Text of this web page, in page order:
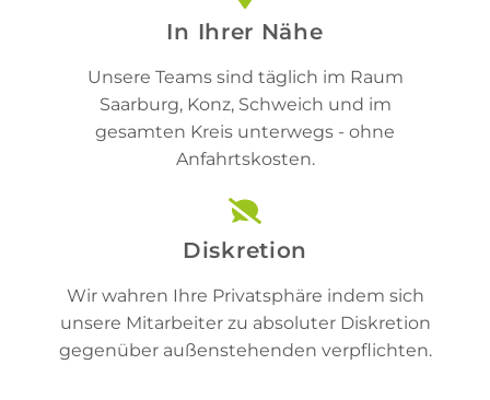
In Ihrer Nähe
Unsere Teams sind täglich im Raum
Saarburg, Konz, Schweich und im
gesamten Kreis unterwegs - ohne
Anfahrtskosten.
Diskretion
Wir wahren Ihre Privatsphäre indem sich
unsere Mitarbeiter zu absoluter Diskretion
gegenüber außenstehenden verpflichten.